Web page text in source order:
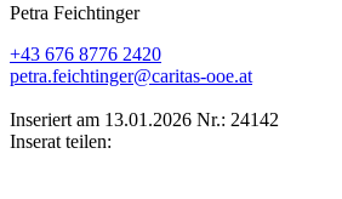
Petra Feichtinger
+43 676 8776 2420
petra.feichtinger@caritas-ooe.at
Inseriert am 13.01.2026 Nr.: 24142
Inserat teilen: